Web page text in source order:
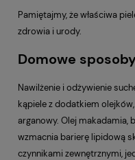
Pamiętajmy, że właściwa
zdrowia i urody.
Domowe
Nawilżenie i odżywienie
kąpiele z dodatkiem
arganowy. Olej makadamia,
wzmacnia barierę lipidową
czynnikami zewnętrznymi,